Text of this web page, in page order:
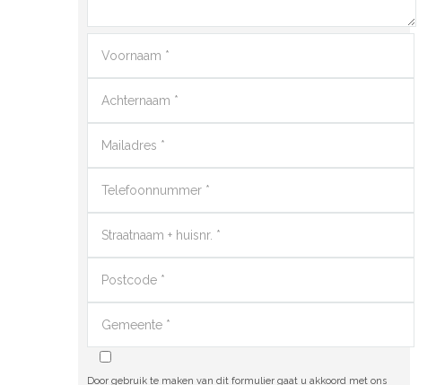
Door gebruik te maken van dit formulier gaat u akkoord met ons